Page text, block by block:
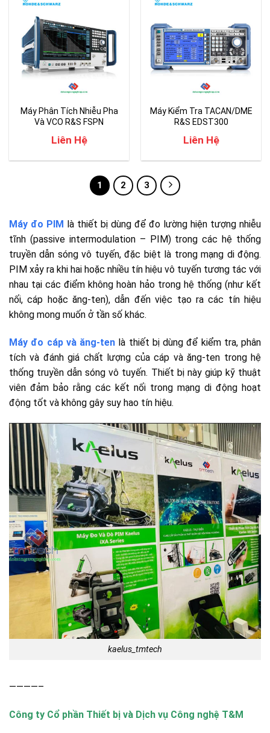
Máy đo PIM
là thiết bị dùng để đo lường hiện tượng nhiễu
tĩnh (passive intermodulation – PIM) trong các hệ thống
truyền dẫn sóng vô tuyến, đặc biệt là trong mạng di động.
PIM xảy ra khi hai hoặc nhiều tín hiệu vô tuyến tương tác với
nhau tại các điểm không hoàn hảo trong hệ thống (như kết
nối, cáp hoặc ăng-ten), dẫn đến việc tạo ra các tín hiệu
không mong muốn ở tần số khác.
Máy đo cáp và ăng-ten là thiết bị dùng để kiểm tra, phân
tích và đánh giá chất lượng của cáp và ăng-ten trong hệ
thống truyền dẫn sóng vô tuyến. Thiết bị này giúp kỹ thuật
viên đảm bảo rằng các kết nối trong mạng di động hoạt
động tốt và không gây suy hao tín hiệu.
kaelus_tmtech
————–
Công ty Cổ phần Thiết bị và Dịch vụ Công nghệ T&M
Máy Phân Tích Nhiễu Pha
Và VCO R&S FSPN
Liên Hệ
Máy Kiểm Tra TACAN/DME
R&S EDST300
Liên Hệ
1 2 3